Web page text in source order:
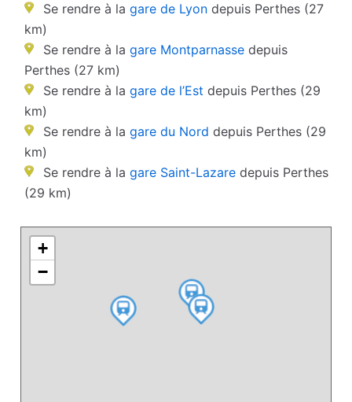
Se rendre à la gare de Lyon depuis Perthes (27
km)
Se rendre à la gare Montparnasse depuis
Perthes (27 km)
Se rendre à la gare de l’Est depuis Perthes (29
km)
Se rendre à la gare du Nord depuis Perthes (29
km)
Se rendre à la gare Saint-Lazare depuis Perthes
(29 km)
+
−